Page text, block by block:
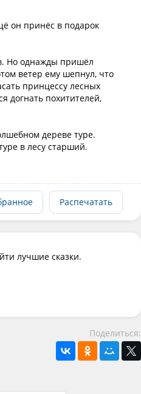
он принёс в подарок
Но однажды пришёл
ветер ему шепнул, что
принцессу лесных
догнать похитителей,
дереве туре.
в лесу старший.
Распечатать
лучшие сказки.
Поделиться: